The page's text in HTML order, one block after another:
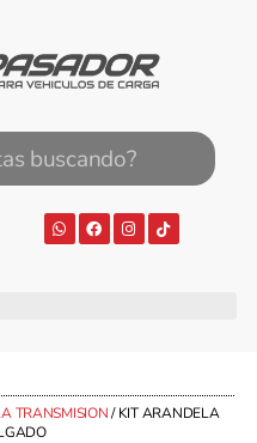
TRANSMISION/ KIT ARANDELA